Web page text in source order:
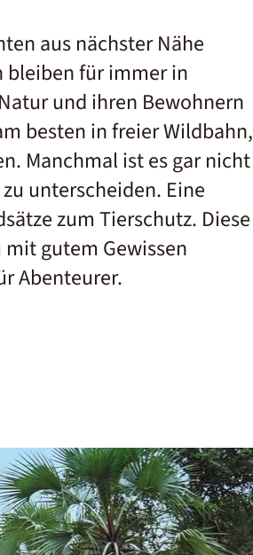
aus nächster Nähe
bleiben für immer in
und ihren Bewohnern
besten in freier Wildbahn,
Manchmal ist es gar nicht
unterscheiden. Eine
zum Tierschutz. Diese
gutem Gewissen
Abenteurer.